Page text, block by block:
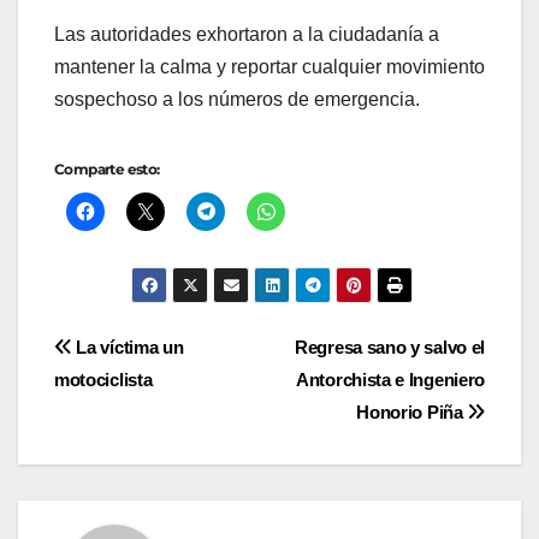
Las autoridades exhortaron a la ciudadanía a
mantener la calma y reportar cualquier movimiento
sospechoso a los números de emergencia.
Comparte esto:
Navegación
entradas
Regresa sano y salvo el
Antorchista e Ingeniero
Honorio Piña
La víctima un
motociclista